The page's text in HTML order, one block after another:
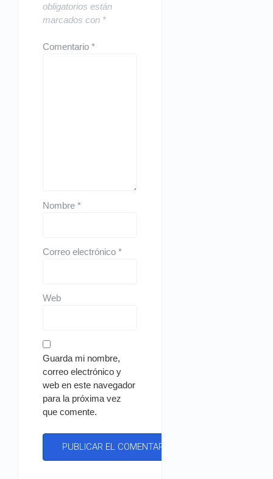
obligatorios están
marcados con *
Comentario*
Nombre*
Correo electrónico*
Web
Guarda mi nombre,
correo electrónico y
web en este navegador
para la próxima vez
que comente.